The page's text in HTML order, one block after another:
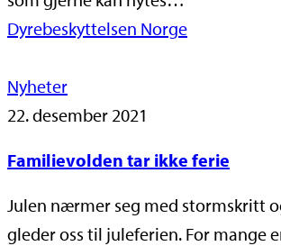
Dyrebeskyttelsen Norge
Nyheter
22. desember 2021
Familievolden tar ikke ferie
Julen nærmer seg med stormskritt
gleder oss til juleferien. For mange